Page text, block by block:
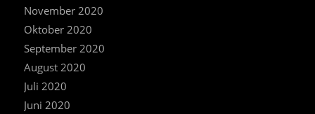
November 2020
Oktober 2020
September 2020
August 2020
Juli 2020
Juni 2020